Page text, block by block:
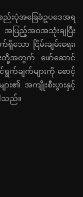
ပုံအခြေခံဥပဒေအရ
ြည့်အဝအသုံးချပြီး
ာ ငြိမ်းချမ်းရေး၊
းတို့အတွက် ဖော်ဆောင်
က်ချက်များကို စောင့်
ျား၏ အကျိုးစီးပွားနှင့်
ါသည်။